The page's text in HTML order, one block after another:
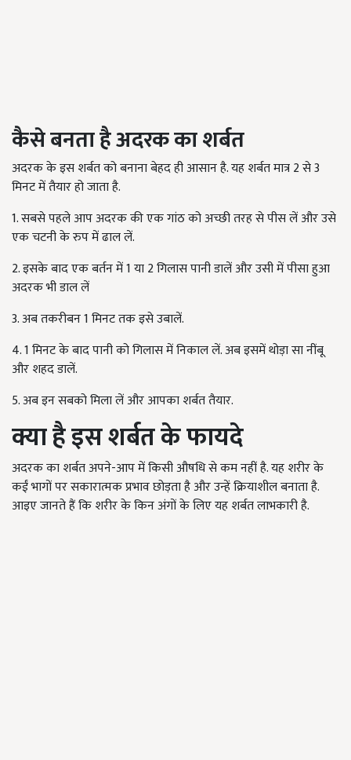
कैसे बनता है अदरक का शर्बत
अदरक के इस शर्बत को बनाना बेहद ही आसान है. यह शर्बत मात्र 2 से 3
मिनट में तैयार हो जाता है.
1. सबसे पहले आप अदरक की एक गांठ को अच्छी तरह से पीस लें और उसे
एक चटनी के रुप में ढाल लें.
2. इसके बाद एक बर्तन में 1 या 2 गिलास पानी डालें और उसी में पीसा हुआ
अदरक भी डाल लें
3. अब तकरीबन 1 मिनट तक इसे उबालें.
4. 1 मिनट के बाद पानी को गिलास में निकाल लें. अब इसमें थोड़ा सा नींबू
और शहद डालें.
5. अब इन सबको मिला लें और आपका शर्बत तैयार.
क्या है इस शर्बत के फायदे
अदरक का शर्बत अपने-आप में किसी औषधि से कम नहीं है. यह शरीर के
कईं भागों पर सकारात्मक प्रभाव छोड़ता है और उन्हें क्रियाशील बनाता है.
आइए जानते हैं कि शरीर के किन अंगों के लिए यह शर्बत लाभकारी है.